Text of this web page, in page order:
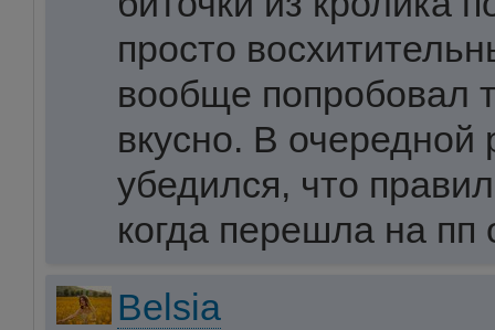
просто
вообще попробовал
вкусно. В очередной
убедился, что
когда перешла на пп
Вelsia